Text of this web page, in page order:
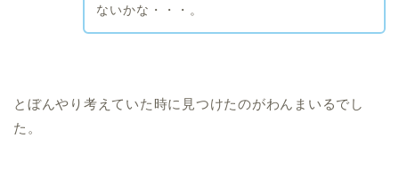
ないかな・・・。
とぼんやり考えていた時に見つけたのがわんまいるでし
た。